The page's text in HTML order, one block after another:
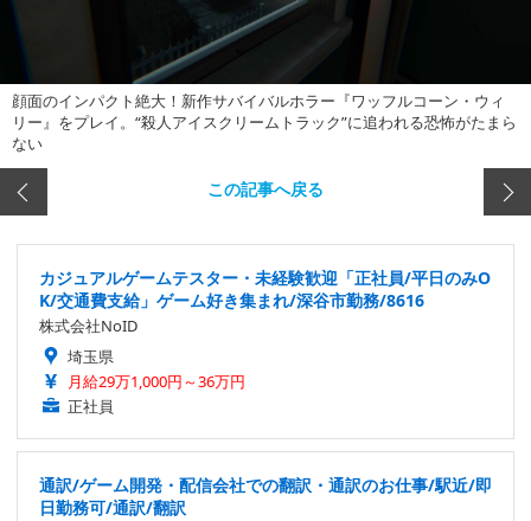
顔面のインパクト絶大！新作サバイバルホラー『ワッフルコーン・ウィ
リー』をプレイ。“殺人アイスクリームトラック”に追われる恐怖がたまら
ない
この記事へ戻る
カジュアルゲームテスター・未経験歓迎「正社員/平日のみO
K/交通費支給」ゲーム好き集まれ/深谷市勤務/8616
株式会社NoID
埼玉県
月給29万1,000円～36万円
正社員
通訳/ゲーム開発・配信会社での翻訳・通訳のお仕事/駅近/即
日勤務可/通訳/翻訳